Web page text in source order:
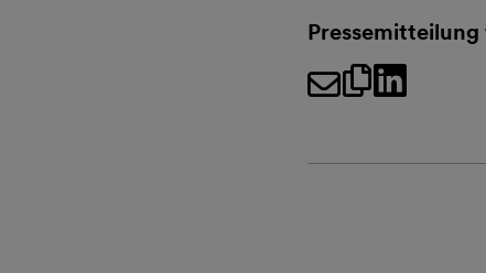
Pressemitteilung